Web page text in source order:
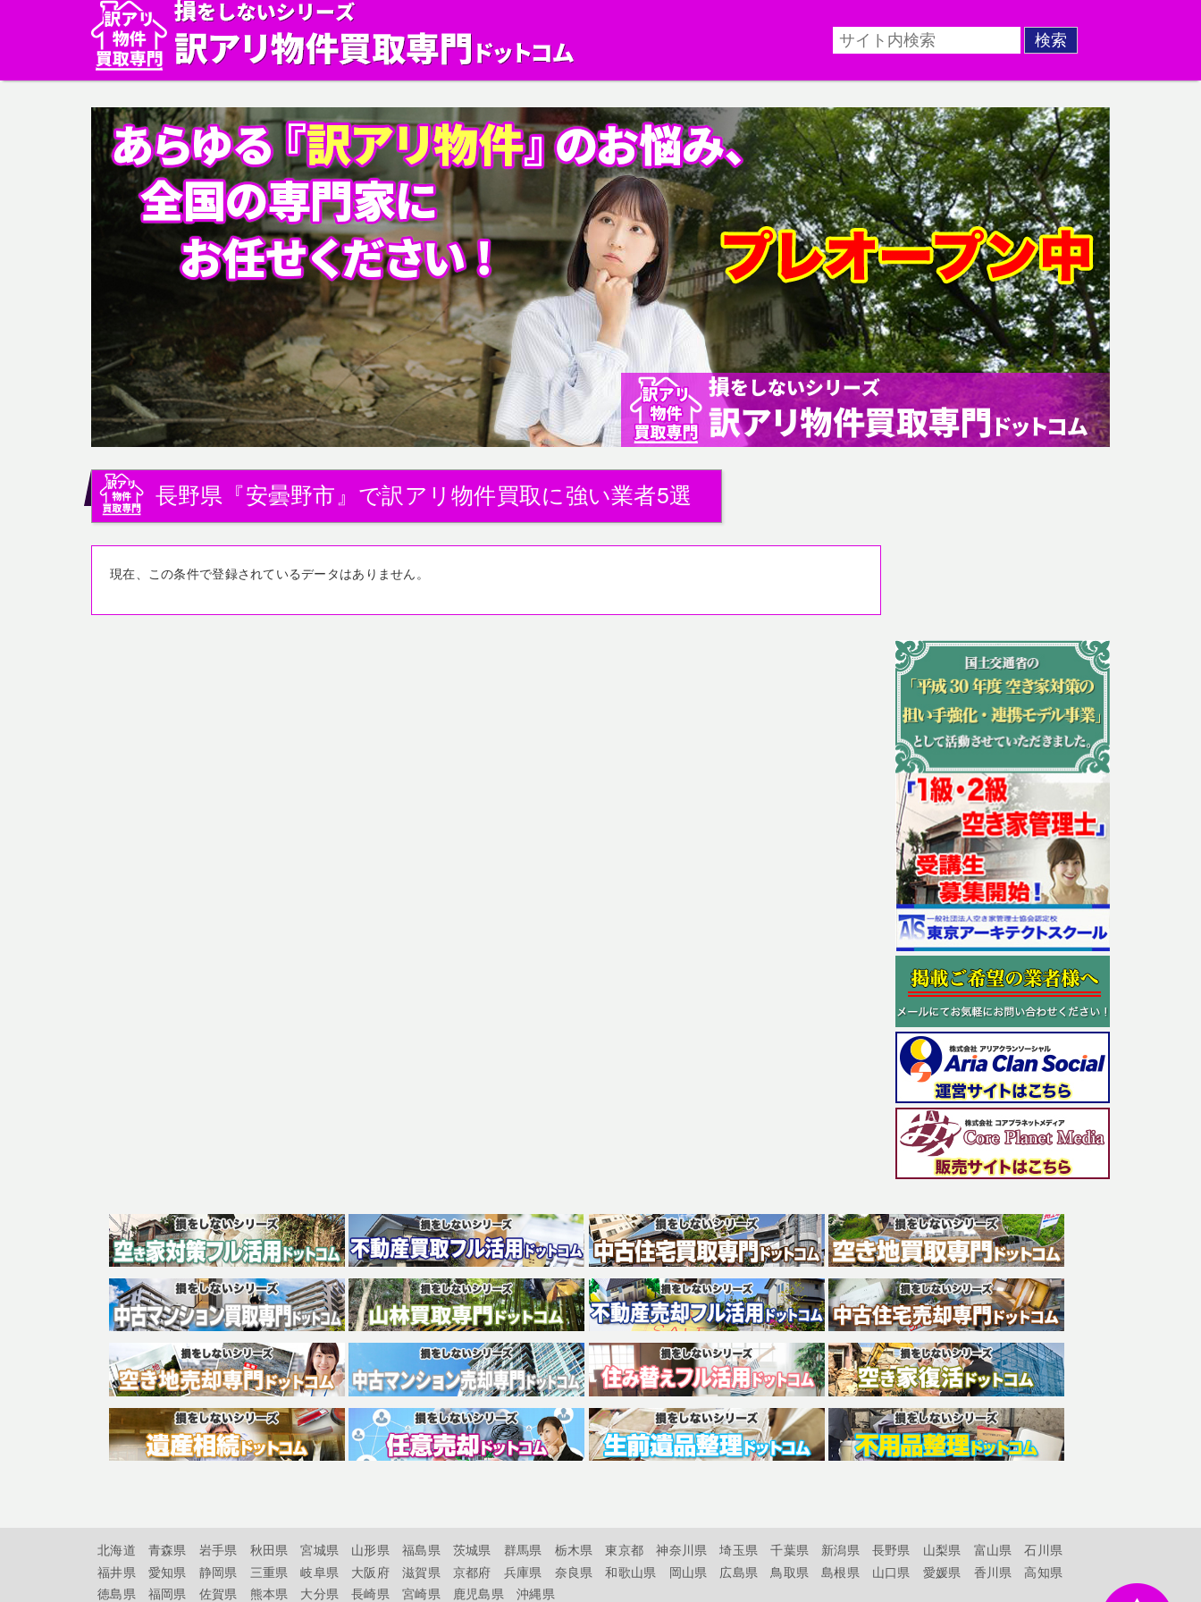
長野県『安曇野市』で訳アリ物件買取に強い業者5選
現在、この条件で登録されているデータはありません。
北海道 青森県 岩手県 秋田県 宮城県 山形県 福島県 茨城県 群馬県 栃木県 東京都 神奈川県 埼玉県 千葉県 新潟県 長野県 山梨県 富山県
石川県
福井県
愛知県 静岡県 三重県 岐阜県 大阪府 滋賀県 京都府 兵庫県 奈良県 和歌山県 岡山県 広島県 鳥取県 島根県 山口県 愛媛県 香川県
高知県
徳島県
福岡県 佐賀県 熊本県 大分県 長崎県 宮崎県 鹿児島県 沖縄県